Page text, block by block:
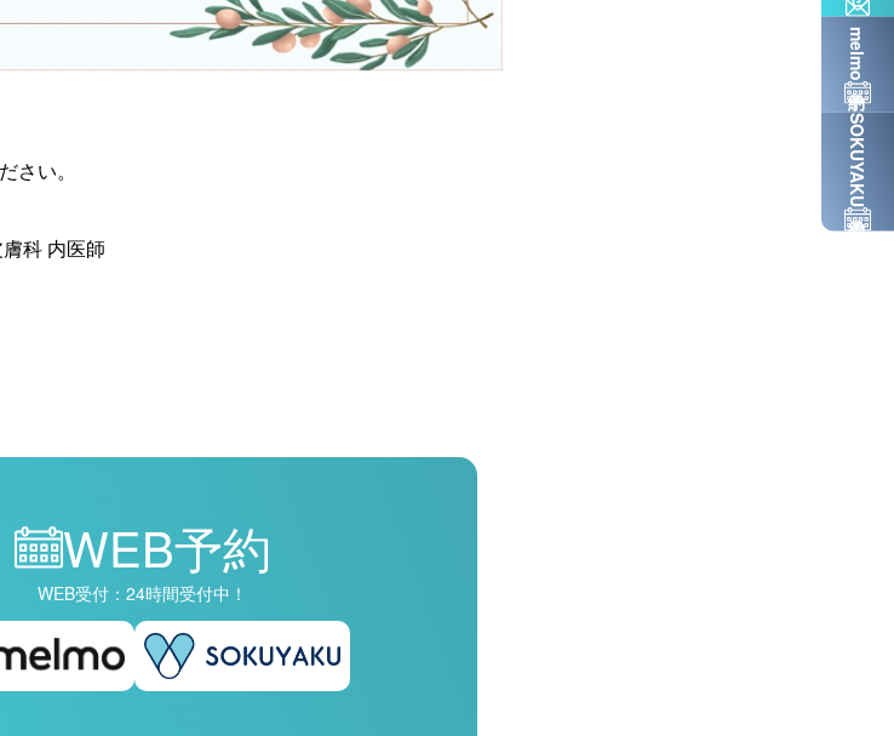
さい。
科 内医師
WEB予約
WEB受付：24時間受付中！
melmo予約
SOKUYAKU予約